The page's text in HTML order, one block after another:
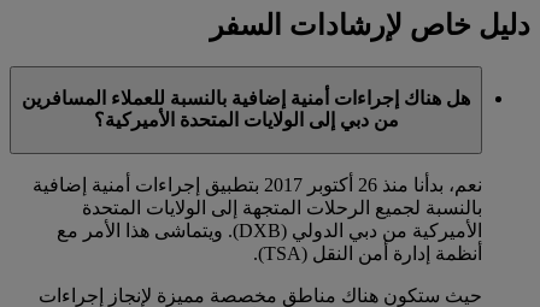
دليل خاص لإرشادات السفر
هل هناك إجراءات أمنية إضافية بالنسبة للعملاء المسافرين
من دبي إلى الولايات المتحدة الأميركية؟
نعم، بدأنا منذ 26 أكتوبر 2017 بتطبيق إجراءات أمنية إضافية
بالنسبة لجميع الرحلات المتجهة إلى الولايات المتحدة
الأميركية من دبي الدولي (DXB). ويتماشى هذا الأمر مع
أنظمة إدارة أمن النقل (TSA).
حيث ستكون هناك مناطق مخصصة مميزة لإنجاز إجراءات